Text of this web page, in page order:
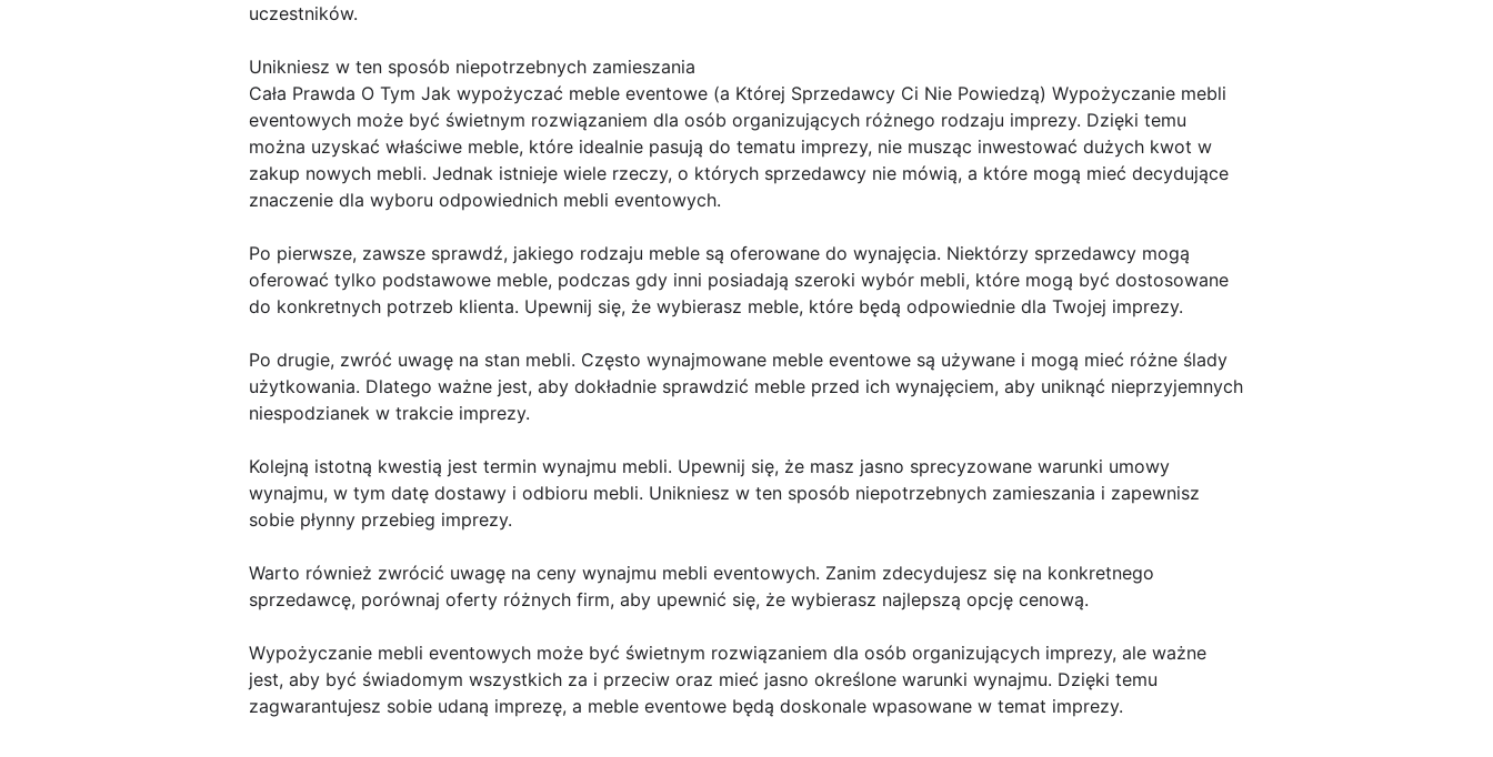
uczestników.
Unikniesz w ten sposób niepotrzebnych zamieszania
Cała Prawda O Tym Jak wypożyczać meble eventowe (a Której Sprzedawcy Ci Nie Powiedzą) Wypożyczanie mebli
eventowych może być świetnym rozwiązaniem dla osób organizujących różnego rodzaju imprezy. Dzięki temu
można uzyskać właściwe meble, które idealnie pasują do tematu imprezy, nie musząc inwestować dużych kwot w
zakup nowych mebli. Jednak istnieje wiele rzeczy, o których sprzedawcy nie mówią, a które mogą mieć decydujące
znaczenie dla wyboru odpowiednich mebli eventowych.
Po pierwsze, zawsze sprawdź, jakiego rodzaju meble są oferowane do wynajęcia. Niektórzy sprzedawcy mogą
oferować tylko podstawowe meble, podczas gdy inni posiadają szeroki wybór mebli, które mogą być dostosowane
do konkretnych potrzeb klienta. Upewnij się, że wybierasz meble, które będą odpowiednie dla Twojej imprezy.
Po drugie, zwróć uwagę na stan mebli. Często wynajmowane meble eventowe są używane i mogą mieć różne ślady
użytkowania. Dlatego ważne jest, aby dokładnie sprawdzić meble przed ich wynajęciem, aby uniknąć nieprzyjemnych
niespodzianek w trakcie imprezy.
Kolejną istotną kwestią jest termin wynajmu mebli. Upewnij się, że masz jasno sprecyzowane warunki umowy
wynajmu, w tym datę dostawy i odbioru mebli. Unikniesz w ten sposób niepotrzebnych zamieszania i zapewnisz
sobie płynny przebieg imprezy.
Warto również zwrócić uwagę na ceny wynajmu mebli eventowych. Zanim zdecydujesz się na konkretnego
sprzedawcę, porównaj oferty różnych firm, aby upewnić się, że wybierasz najlepszą opcję cenową.
Wypożyczanie mebli eventowych może być świetnym rozwiązaniem dla osób organizujących imprezy, ale ważne
jest, aby być świadomym wszystkich za i przeciw oraz mieć jasno określone warunki wynajmu. Dzięki temu
zagwarantujesz sobie udaną imprezę, a meble eventowe będą doskonale wpasowane w temat imprezy.